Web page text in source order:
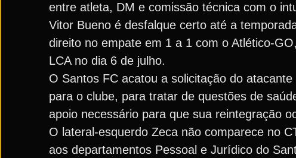
entre atleta, DM e comissão técnica com o
Vitor Bueno é desfalque certo até a
direito no empate em 1 a 1 com o Atlético-
LCA no dia 6 de julho.
O Santos FC acatou a solicitação do
para o clube, para tratar de questões de
apoio necessário para que sua reintegração
O lateral-esquerdo Zeca não comparece no
aos departamentos Pessoal e Jurídico do